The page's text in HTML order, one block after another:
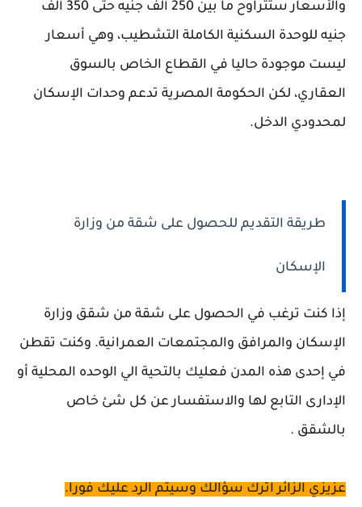
والأسعار ستتراوح ما بين 250 ألف جنيه حتى 350 ألف
جنيه للوحدة السكنية الكاملة التشطيب، وهي أسعار
ليست موجودة حاليا في القطاع الخاص بالسوق
العقاري، لكن الحكومة المصرية تدعم وحدات الإسكان
لمحدودي الدخل.
طريقة التقديم للحصول على شقة من وزارة
الإسكان
إذا كنت ترغب في الحصول على شقة من شقق وزارة
الإسكان والمرافق والمجتمعات العمرانية. وكنت تقطن
في إحدى هذه المدن فعليك بالتحية الي الوحده المحلية أو
الإدارى التابع لها والاستفسار عن كل شئ خاص
بالشقق .
عزيزي الزائر اترك سؤالك وسيتم الرد عليك فورا.